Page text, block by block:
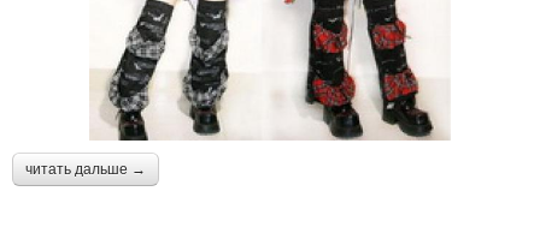
читать дальше →